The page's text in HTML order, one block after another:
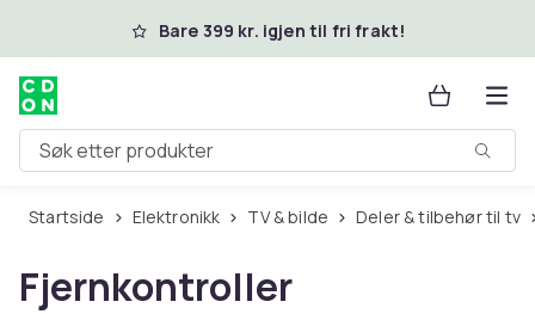
Hopp til hovedinnholdBare 399 kr. igjen til fri frakt!
Søk etter produkter
Startside Elektronikk TV & bilde Deler & tilbehør til tv
Fjernkontroller